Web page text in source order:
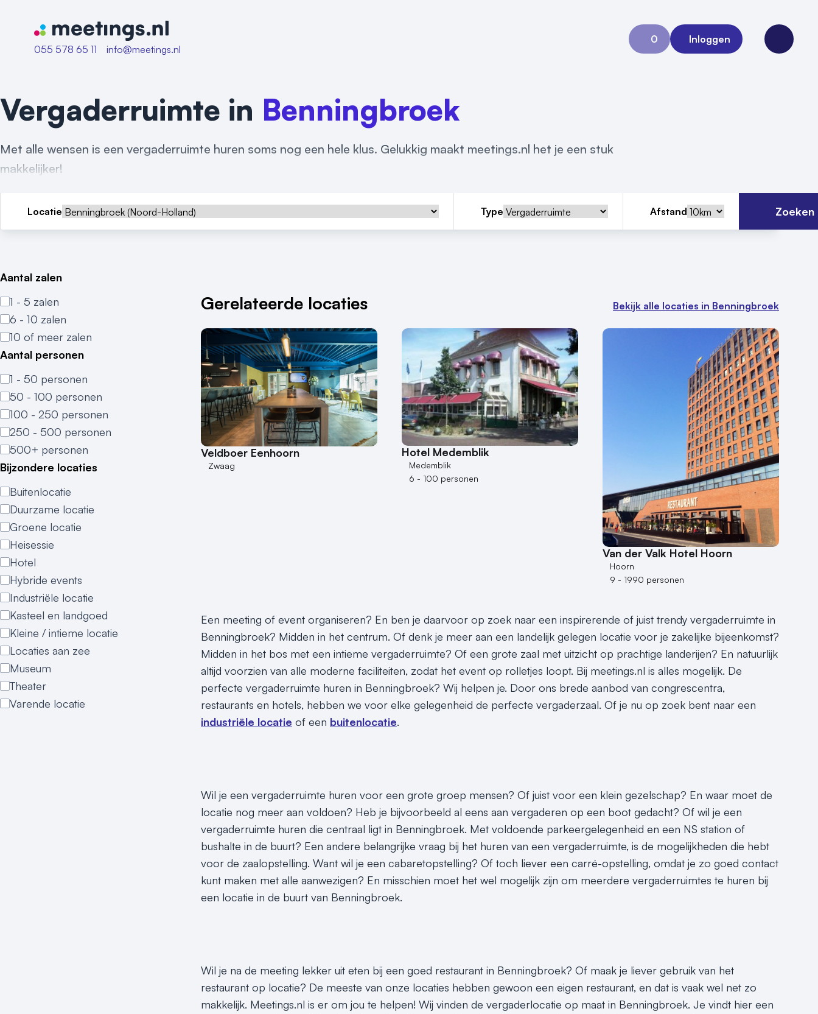
Naar home van Meetings
055 578 65 11
info@meetings.nl
0
Aanvraag 0
Inloggen
Open
Vergaderruimte in Benningbroek
Met alle wensen is een vergaderruimte huren soms nog een hele klus. Gelukkig maakt meetings.nl het je een stuk
makkelijker!
Locatie Type Afstand Zoeken
Aantal zalen
1 - 5 zalen
6 - 10 zalen
10 of meer zalen
Aantal personen
1 - 50 personen
50 - 100 personen
100 - 250 personen
250 - 500 personen
500+ personen
Bijzondere locaties
Buitenlocatie
Duurzame locatie
Groene locatie
Heisessie
Hotel
Hybride events
Industriële locatie
Kasteel en landgoed
Kleine / intieme locatie
Locaties aan zee
Museum
Theater
Varende locatie
Gerelateerde locaties Bekijk alle locaties in Benningbroek
Veldboer Eenhoorn
Zwaag
Hotel Medemblik
Medemblik
6 - 100 personen
Van der Valk Hotel Hoorn
Hoorn
9 - 1990 personen
Een meeting of event organiseren? En ben je daarvoor op zoek naar een inspirerende of juist trendy vergaderruimte in
Benningbroek? Midden in het centrum. Of denk je meer aan een landelijk gelegen locatie voor je zakelijke bijeenkomst?
Midden in het bos met een intieme vergaderruimte? Of een grote zaal met uitzicht op prachtige landerijen? En natuurlijk
altijd voorzien van alle moderne faciliteiten, zodat het event op rolletjes loopt. Bij meetings.nl is alles mogelijk. De
perfecte vergaderruimte huren in Benningbroek? Wij helpen je. Door ons brede aanbod van congrescentra,
restaurants en hotels, hebben we voor elke gelegenheid de perfecte vergaderzaal. Of je nu op zoek bent naar een
industriële locatie of een buitenlocatie.
Wil je een vergaderruimte huren voor een grote groep mensen? Of juist voor een klein gezelschap? En waar moet de
locatie nog meer aan voldoen? Heb je bijvoorbeeld al eens aan vergaderen op een boot gedacht? Of wil je een
vergaderruimte huren die centraal ligt in Benningbroek. Met voldoende parkeergelegenheid en een NS station of
bushalte in de buurt? Een andere belangrijke vraag bij het huren van een vergaderruimte, is de mogelijkheden die hebt
voor de zaalopstelling. Want wil je een cabaretopstelling? Of toch liever een carré-opstelling, omdat je zo goed contact
kunt maken met alle aanwezigen? En misschien moet het wel mogelijk zijn om meerdere vergaderruimtes te huren bij
een locatie in de buurt van Benningbroek.
Wil je na de meeting lekker uit eten bij een goed restaurant in Benningbroek? Of maak je liever gebruik van het
restaurant op locatie? De meeste van onze locaties hebben gewoon een eigen restaurant, en dat is vaak wel net zo
makkelijk. Meetings.nl is er om jou te helpen! Wij vinden de vergaderlocatie op maat in Benningbroek. Je vindt hier een